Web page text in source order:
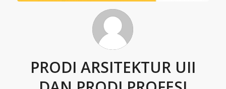
PRODI ARSITEKTUR UII